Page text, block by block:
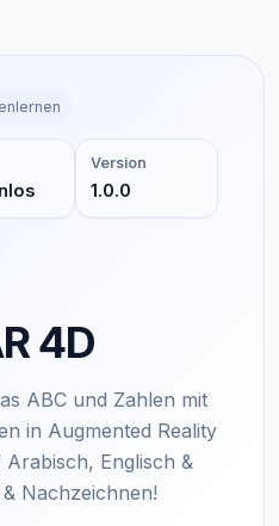
Version
1.0.0
4D
ABC und Zahlen mit
in Augmented Reality
Englisch &
Nachzeichnen!